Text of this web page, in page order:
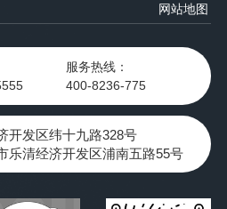
网站地图
服务热线：
400-8236-775
开发区纬十九路328号
乐清经济开发区浦南五路55号